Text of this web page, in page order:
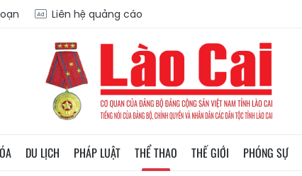
Liên hệ quảng cáo
DU LỊCH PHÁP LUẬT THỂ THAO THẾ GIỚI PHÓNG SỰ